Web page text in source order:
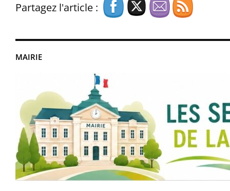
MAIRIE
Partagez l'article :